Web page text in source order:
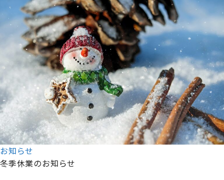
お知らせ
冬季休業のお知らせ